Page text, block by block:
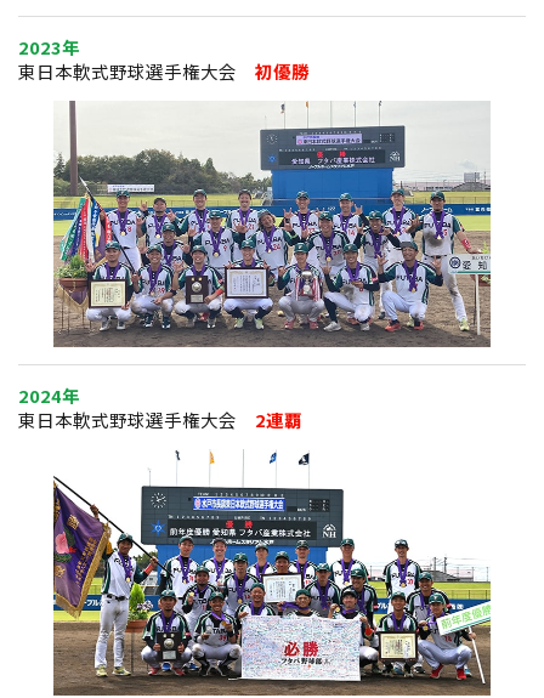
2023年
東日本軟式野球選手権大会 初優勝
2024年
東日本軟式野球選手権大会 2連覇